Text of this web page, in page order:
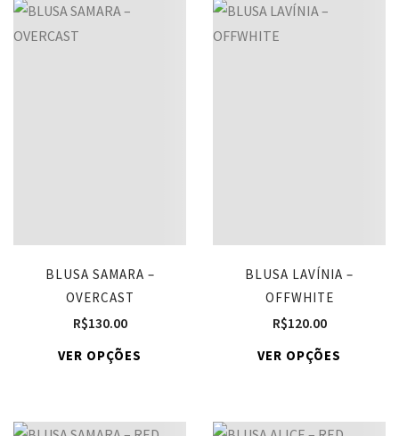
BLUSA SAMARA –
OVERCAST
R$130.00
VER OPÇÕES
BLUSA LAVÍNIA –
OFFWHITE
R$120.00
VER OPÇÕES